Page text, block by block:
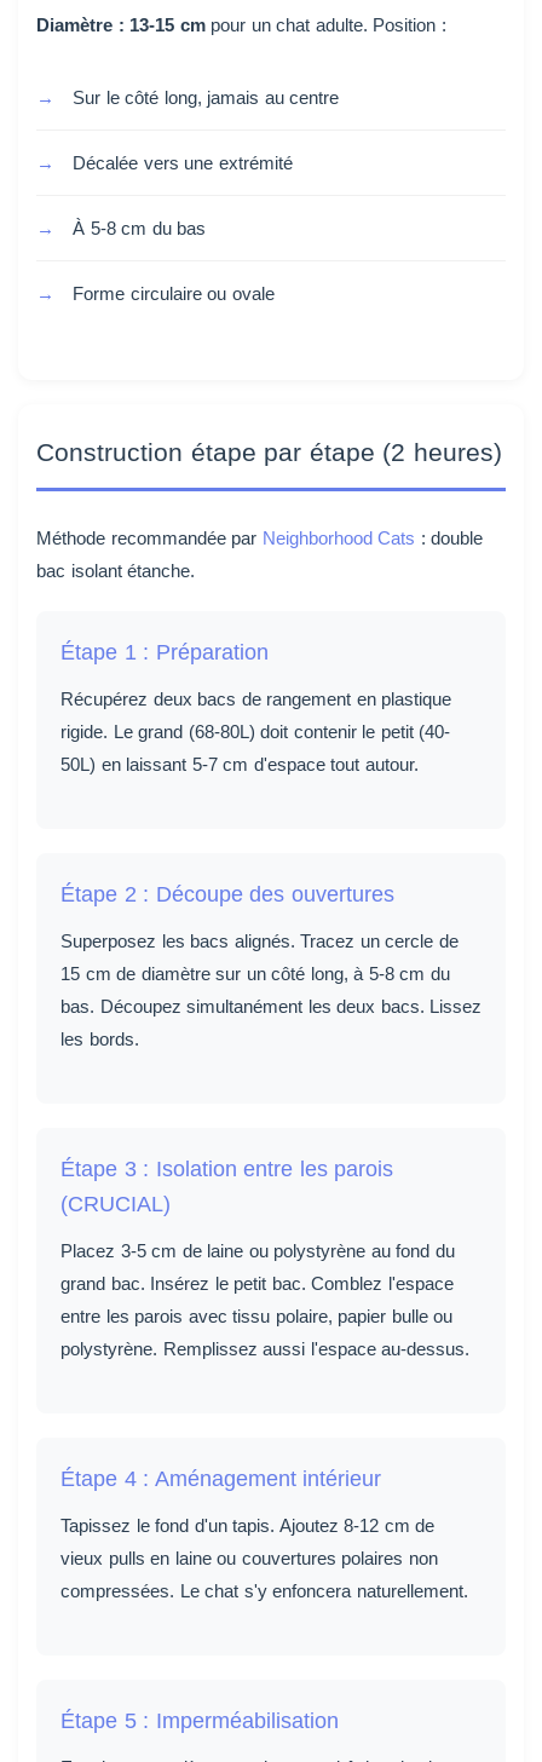
Diamètre : 13-15 cmpour un chat adulte. Position :
Sur le côté long, jamais au centre
Décalée vers une extrémité
À 5-8 cm du bas
Forme circulaire ou ovale
Construction étape par étape (2 heures)
Méthode recommandée par Neighborhood Cats : double
bac isolant étanche.
Étape 1 : Préparation
Récupérez deux bacs de rangement en plastique
rigide. Le grand (68-80L) doit contenir le petit (40-
50L) en laissant 5-7 cm d'espace tout autour.
Étape 2 : Découpe des ouvertures
Superposez les bacs alignés. Tracez un cercle de
15 cm de diamètre sur un côté long, à 5-8 cm du
bas. Découpez simultanément les deux bacs. Lissez
les bords.
Étape 3 : Isolation entre les parois
(CRUCIAL)
Placez 3-5 cm de laine ou polystyrène au fond du
grand bac. Insérez le petit bac. Comblez l'espace
entre les parois avec tissu polaire, papier bulle ou
polystyrène. Remplissez aussi l'espace au-dessus.
Étape 4 : Aménagement intérieur
Tapissez le fond d'un tapis. Ajoutez 8-12 cm de
vieux pulls en laine ou couvertures polaires non
compressées. Le chat s'y enfoncera naturellement.
Étape 5 : Imperméabilisation